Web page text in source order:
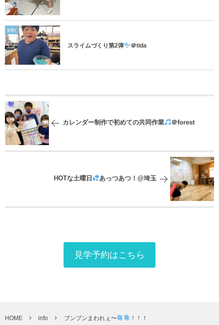
info
スライムづくり第2弾 ＠tida
カレンダー制作で初めての共同作業 ＠forest
HOTな土曜日 あっつあつ！@埼玉
見学予約はこちら
HOME info ブンブンまわれぇ〜 ！！！